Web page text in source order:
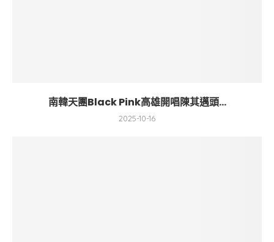
南韓天團Black Pink高雄開唱陳其邁頭...
2025-10-16